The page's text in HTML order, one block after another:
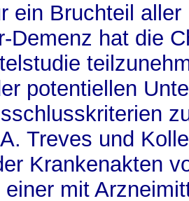
ein Bruchteil
Demenz hat die
potentiellen
Treves und
Krankenakten
einer mit